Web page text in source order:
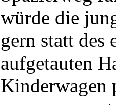
würde die
gern statt des
aufgetauten
Kinderwagen